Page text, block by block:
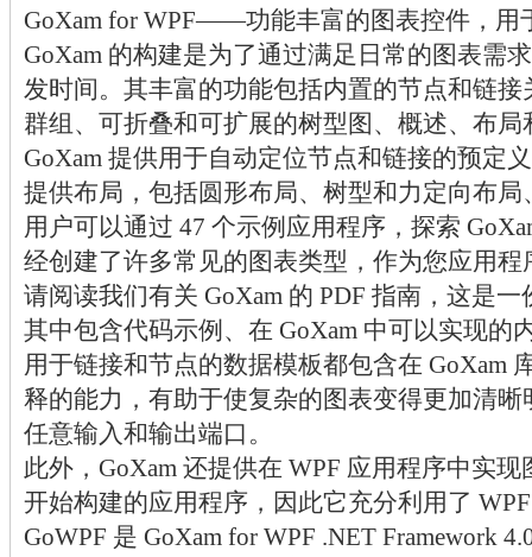
GoXam for WPF——功能丰富的图表控件，用
GoXam 的构建是为了通过满足日常的图表需
发时间。其丰富的功能包括内置的节点和链
群组、可折叠和可扩展的树型图、概述、布局
GoXam 提供用于自动定位节点和链接的预定
提供布局，包括圆形布局、树型和力定向布
用户可以通过 47 个示例应用程序，探索
经创建了许多常见的图表类型，作为您应用程
请阅读我们有关 GoXam 的 PDF 指南，这是
其中包含代码示例、在 GoXam 中可以实现的
用于链接和节点的数据模板都包含在 GoXam
释的能力，有助于使复杂的图表变得更加清晰
任意输入和输出端口。
此外，GoXam 还提供在 WPF 应用程序中实
开始构建的应用程序，因此它充分利用了
GoWPF 是 GoXam for WPF .NET Framework